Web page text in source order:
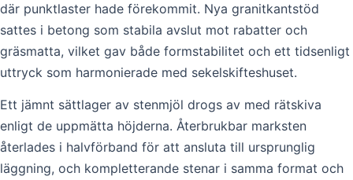
där punktlaster hade förekommit. Nya granitkantstöd
sattes i betong som stabila avslut mot rabatter och
gräsmatta, vilket gav både formstabilitet och ett tidsenligt
uttryck som harmonierade med sekelskifteshuset.
Ett jämnt sättlager av stenmjöl drogs av med rätskiva
enligt de uppmätta höjderna. Återbrukbar marksten
återlades i halvförband för att ansluta till ursprunglig
läggning, och kompletterande stenar i samma format och